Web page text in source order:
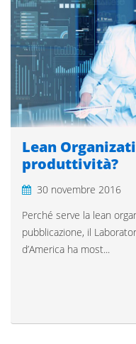
Lean
produttività?
30 novembre 2016
Perché serve la lean
pubblicazione, il
d’America ha most...